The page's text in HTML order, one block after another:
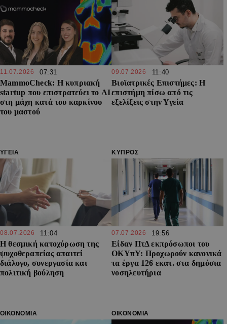
11.07.2026 07:31
MammoCheck: Η κυπριακή
startup που επιστρατεύει το AI
στη μάχη κατά του καρκίνου
του μαστού
09.07.2026 11:40
Βιοϊατρικές Επιστήμες: Η
επιστήμη πίσω από τις
εξελίξεις στην Υγεία
ΥΓΕΙΑ
08.07.2026 11:04
Η θεσμική κατοχύρωση της
ψυχοθεραπείας απαιτεί
διάλογο, συνεργασία και
πολιτική βούληση
ΚΥΠΡΟΣ
07.07.2026 19:56
Είδαν ΠτΔ εκπρόσωποι του
ΟΚΥπΥ: Προχωρούν κανονικά
τα έργα 126 εκατ. στα δημόσια
νοσηλευτήρια
ΟΙΚΟΝΟΜΙΑ ΟΙΚΟΝΟΜΙΑ